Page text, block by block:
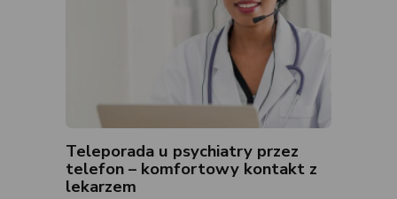
Teleporada u psychiatry przez
telefon – komfortowy kontakt z
lekarzem